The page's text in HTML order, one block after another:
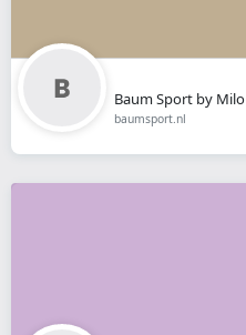
Baum Sport by Milo
baumsport.nl